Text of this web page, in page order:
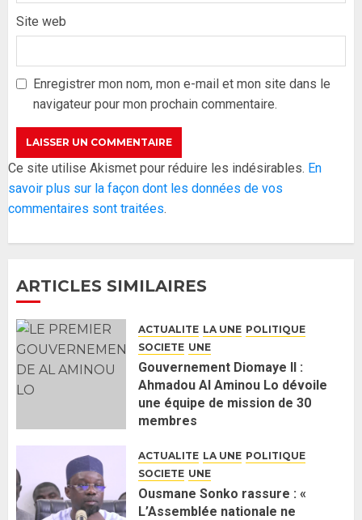
Site web
Enregistrer mon nom, mon e-mail et mon site dans le
navigateur pour mon prochain commentaire.
Ce site utilise Akismet pour réduire les indésirables. En
savoir plus sur la façon dont les données de vos
commentaires sont traitées.
ARTICLES SIMILAIRES
ACTUALITE LA UNE POLITIQUE
SOCIETE UNE
Gouvernement Diomaye II :
Ahmadou Al Aminou Lo dévoile
une équipe de mission de 30
membres
ACTUALITE LA UNE POLITIQUE
SOCIETE UNE
Ousmane Sonko rassure : «
L’Assemblée nationale ne
Formation du nouveau
garde ses responsables
26 MAI 2026 0
4
Réintégration de Sonko à
l’Assemblée nationale : Adji
Mergane Kanouté défend la
5
J’espère me tromper »
26 MAI 2026
1
Gouvernement Diomaye II :
une équipe de mission de 30
membres
2 JUIN 2026 0